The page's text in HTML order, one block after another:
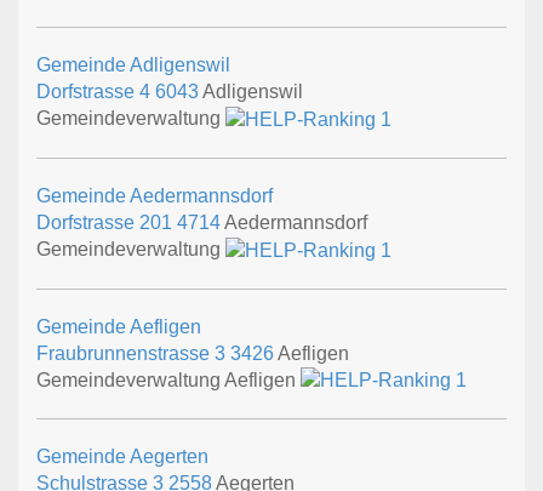
Gemeinde Adligenswil
Dorfstrasse 4 6043Adligenswil
Gemeindeverwaltung
Gemeinde Aedermannsdorf
Dorfstrasse 201 4714Aedermannsdorf
Gemeindeverwaltung
Gemeinde Aefligen
Fraubrunnenstrasse 3 3426Aefligen
Gemeindeverwaltung Aefligen
Gemeinde Aegerten
Schulstrasse 3 2558Aegerten